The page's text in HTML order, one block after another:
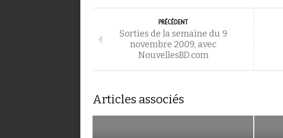
PRÉCÉDENT
Sorties de la semaine du 9
novembre 2009, avec
NouvellesBD.com
Articles associés